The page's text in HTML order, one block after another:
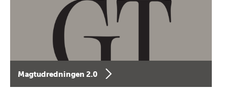
Magtudredningen 2.0